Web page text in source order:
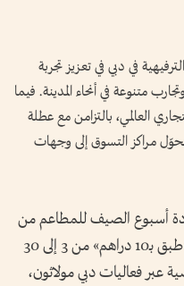
في دبي في تعزيز تجربة
متنوعة في أنحاء المدينة. فيما
العالمي، بالتزامن مع عطلة
مراكز التسوق إلى وجهات
أسبوع الصيف للمطاعم من
13 يوليو حتى 2 أغسطس، يليه عرض «طبق بـ10 دراهم» من 3 إلى 30
فعاليات دبي مولاثون،